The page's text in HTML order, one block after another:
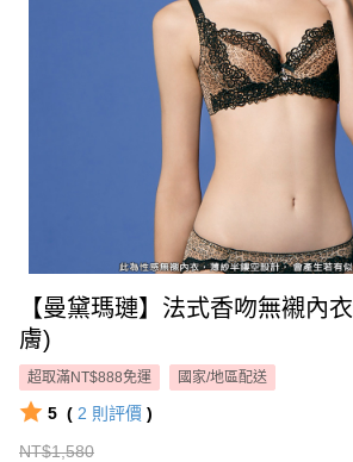
【曼黛瑪璉】法式香吻無襯內衣 C-F罩杯(豹紋
膚)
超取滿NT$888免運 國家/地區配送
5 ( 2 則評價 )
NT$1,580